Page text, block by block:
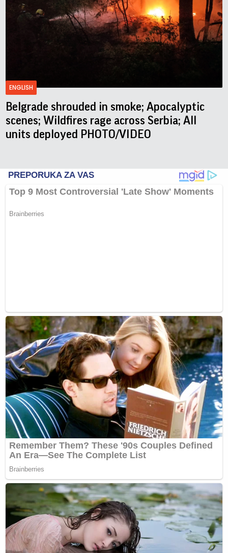
ENGLISH
Belgrade shrouded in smoke; Apocalyptic
scenes; Wildfires rage across Serbia; All
units deployed PHOTO/VIDEO